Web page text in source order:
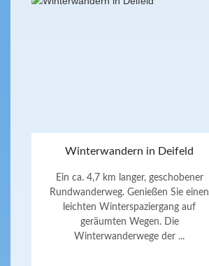
Winterwandern in Deifeld
Ein ca. 4,7 km langer, geschobener
Rundwanderweg. Genießen Sie einen
leichten Winterspaziergang auf
geräumten Wegen. Die
Winterwanderwege der ...